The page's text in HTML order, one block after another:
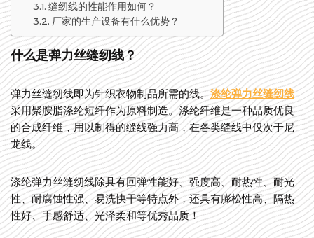
缝纫线的性能作用如何？
厂家的生产设备有什么优势？
什么是弹力丝缝纫线？
弹力丝缝纫线即为针织衣物制品所需的线。涤纶弹力丝缝纫线
采用聚胺脂涤纶短纤作为原料制造。涤纶纤维是一种品质优良
的合成纤维，用以制得的缝线强力高，在各类缝线中仅次于尼
龙线。
涤纶弹力丝缝纫线除具有回弹性能好、强度高、耐热性、耐光
性、耐腐蚀性强、易洗快干等特点外，还具有膨松性高、隔热
性好、手感舒适、光泽柔和等优秀品质！